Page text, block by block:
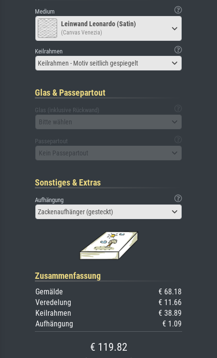
Medium
Leinwand Leonardo (Satin)
(Canvas Venezia)
Keilrahmen
Keilrahmen - Motiv seitlich gespiegelt
Glas & Passepartout
Glas (inklusive Rückwand)
Bitte wählen
Passepartout
Kein Passepartout
Sonstiges & Extras
Aufhängung
Zackenaufhänger (gesteckt)
Zusammenfassung
Gemälde
€ 68.18
Veredelung
€ 11.66
Keilrahmen
€ 38.89
Aufhängung
€ 1.09
€ 119.82